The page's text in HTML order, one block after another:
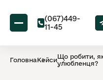
(067)449-
11-45
ГоловнаКейсиЩо робити,
улюбленця?